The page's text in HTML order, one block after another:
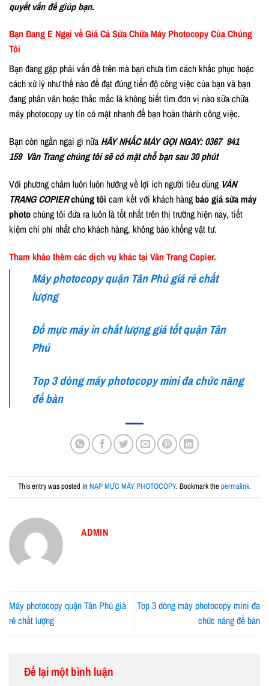
quyết vấn đề giúp bạn.
Bạn Đang E Ngại về Giá Cả Sửa Chữa Máy Photocopy Của Chúng
Tôi
Bạn đang gặp phải vấn đề trên mà bạn chưa tìm cách khắc phục hoặc
cách xử lý như thế nào để đạt đúng tiến độ công việc của bạn và bạn
đang phân vân hoặc thắc mắc là không biết tìm đơn vị nào sữa chữa
máy photocopy uy tín có mặt nhanh để bạn hoàn thành công việc.
Bạn còn ngần ngại gì nữa HÃY NHẤC MÁY GỌI NGAY:0367 941
159 Vân Trang chúng tôi sẽ có mặt chỗ bạn sau 30 phút
Với phương châm luôn luôn hướng về lợi ích người tiêu dùng VÂN
TRANG COPIERchúng tôi cam kết với khách hàngbáo giá sửa máy
photochúng tôi đưa ra luôn là tốt nhất trên thị trường hiện nay, tiết
kiệm chi phí nhất cho khách hàng, không báo khống vật tư.
Tham khảo thêm các dịch vụ khác tại Vân Trang Copier.
Máy photocopy quận Tân Phú giá rẻ chất
lượng
Đổ mực máy in chất lượng giá tốt quận Tân
Phú
Top 3 dòng máy photocopy mini đa chức năng
để bàn
This entry was posted in NẠP MỰC MÁY PHOTOCOPY. Bookmark thepermalink.
ADMIN
Máy photocopy quận Tân Phú giá
rẻ chất lượng
Top 3 dòng máy photocopy mini đa
chức năng để bàn
Để lại một bình luận